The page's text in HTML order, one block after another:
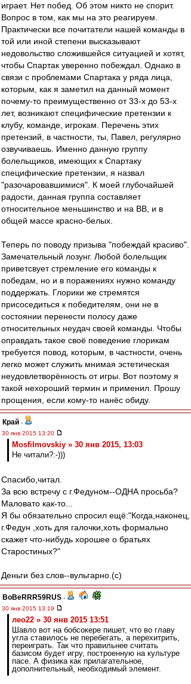
играет. Нет побед. Об этом никто не спорит.
Вопрос в том, как мы на это реагируем.
Практически все почитатели нашей команды в
той или иной степени высказывают
недовольство сложившейся ситуацией и хотят,
чтобы Спартак уверенно побеждал. Однако в
связи с проблемами Спартака у ряда лица,
которым, как я заметил на данный момент
почему-то преимущественно от 33-х до 53-х
лет, возникают специфические претензии к
клубу, команде, игрокам. Перечень этих
претензий, в частности, ты, Павел, регулярно
озвучиваешь. Именно данную группу
болельщиков, имеющих к Спартаку
специфические претензии, я назвал
"разочаровавшимися". К моей глубочайшей
радости, данная группа составляет
относительное меньшинство и на ВВ, и в
общей массе красно-белых.
Теперь по поводу призыва "побеждай красиво".
Замечательный лозунг. Любой болельщик
приветсвует стремление его команды к
победам, но и в поражениях нужно команду
поддержать. Глорики же стремятся
присоседиться к победителям, они не в
состоянии перенести полосу даже
относительных неудач своей команды. Чтобы
оправдать такое своё поведение глорикам
требуется повод, которым, в частности, очень
легко может служить мнимая эстетическая
неудовлетворённость от игры. Вот поэтому я
такой нехороший термин и применил. Прошу
прощения, если кому-то нанёс обиду.
Край -
30 янв 2015 13:20
Mosfilmovskiy » 30 янв 2015, 13:03
Не читали?:-)))
Спасибо,читал.
За всю встречу с г.Федуном--ОДНА просьба?
Маловато как-то...
Я бы обязательно спросил ещё:"Когда,наконец,
г.Федун ,хоть для галочки,хоть формально
скажет что-нибудь хорошее о братьях
Старостиных?"
Деньги без слов--вульгарно.(с)
BoBeRRR59RUS -
30 янв 2015 13:19
лео22 » 30 янв 2015 13:51
Шавло вот на бобсокере пишет, что во главу
угла ставилось не перебегать, а перехитрить,
переиграть. Так что правильнее считать
базисом будет игру, построенную на культуре
пасе. А физика как прилагательное,
дополнительный, необходимый элемент.